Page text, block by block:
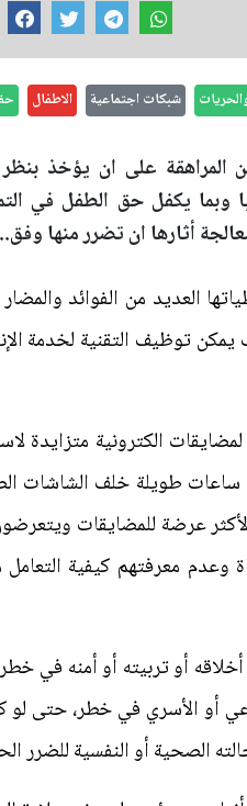
شبكات اجتماعية الاطفال
على ان يؤخذ بنظر
وبما يكفل حق الطفل في
أثارها ان تضرر منها
العديد من الفوائد
توظيف التقنية لخدمة
الكترونية متزايدة
طويلة خلف الشاشات
عرضة للمضايقات
معرفتهم كيفية التعامل
أو تربيته أو أمنه في
أو الأسري في خطر، حتى
الصحية أو النفسية للضرر